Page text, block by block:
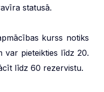
statusā.
kurss notiks
var pieteikties līdz 20.
līdz 60 rezervistu.